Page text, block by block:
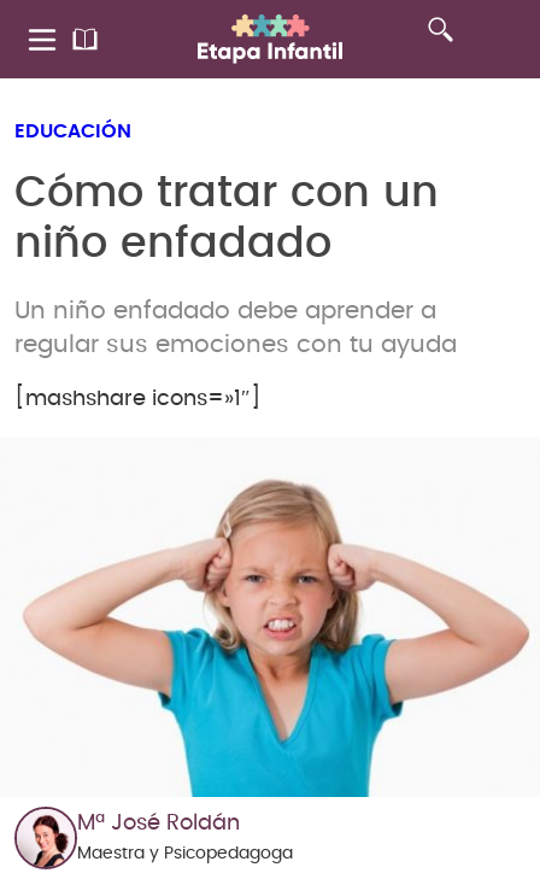
EDUCACIÓN
Cómo tratar con un
niño enfadado
Un niño enfadado debe aprender a
regular sus emociones con tu ayuda
[mashshare icons=»1″]
Mª José Roldán
Maestra y Psicopedagoga